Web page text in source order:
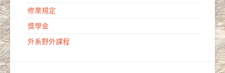
修業規定
獎學金
外系野外課程